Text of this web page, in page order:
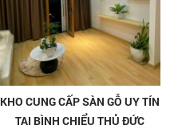
KHO CUNG CẤP SÀN GỖ UY TÍN
TẠI BÌNH CHIỂU THỦ ĐỨC